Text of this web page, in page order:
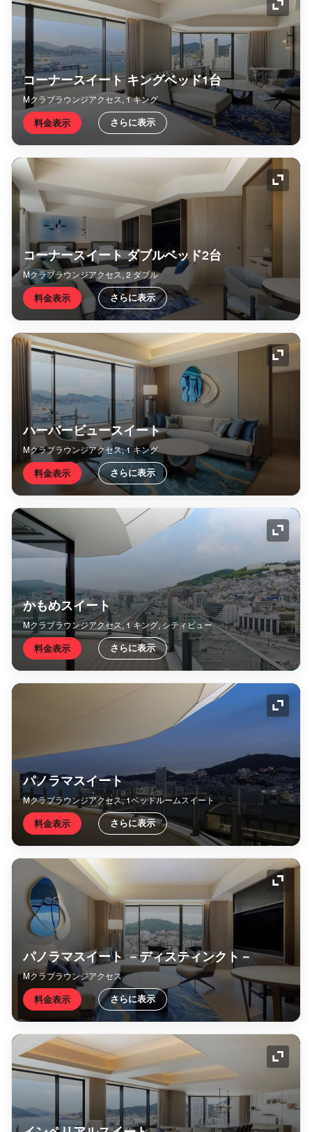
アイ
コーナースイート キングベッド1台
Mクラブラウンジアクセス, 1 キング
料金表示 さらに表示
アイ
コーナースイート ダブルベッド2台
Mクラブラウンジアクセス, 2 ダブル
料金表示 さらに表示
アイ
ハーバービュースイート
Mクラブラウンジアクセス, 1 キング
料金表示 さらに表示
アイ
かもめスイート
Mクラブラウンジアクセス, 1 キング, シティビュー
料金表示 さらに表示
アイ
パノラマスイート
Mクラブラウンジアクセス, 1ベッドルームスイート
料金表示 さらに表示
アイ
パノラマスイート －ディスティンクト－
Mクラブラウンジアクセス
料金表示 さらに表示
アイ